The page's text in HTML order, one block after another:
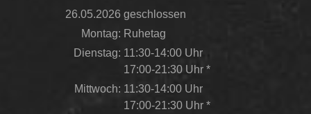
26.05.2026 geschlossen
Montag: Ruhetag
Dienstag: 11:30-14:00 Uhr
17:00-21:30 Uhr *
Mittwoch: 11:30-14:00 Uhr
17:00-21:30 Uhr *